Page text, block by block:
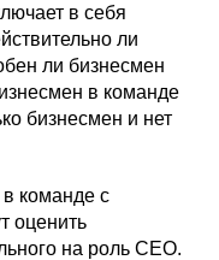
в себя
ли
ли бизнесмен
в команде
бизнесмен и нет
команде с
оценить
на роль CEO.